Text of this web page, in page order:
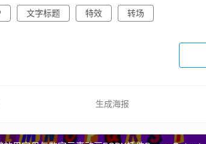
文字标题 特效 转场
生成海报